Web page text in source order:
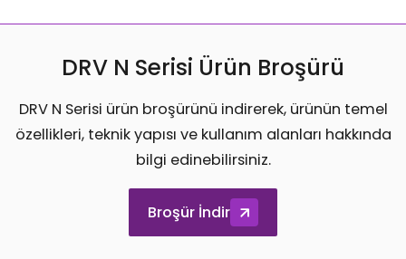
DRV N Serisi Ürün Broşürü
DRV N Serisi ürün broşürünü indirerek, ürünün temel
özellikleri, teknik yapısı ve kullanım alanları hakkında
bilgi edinebilirsiniz.
Broşür İndir